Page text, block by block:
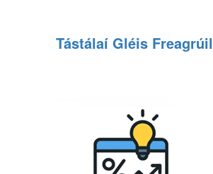
Tástálaí Gléis Freagrúil